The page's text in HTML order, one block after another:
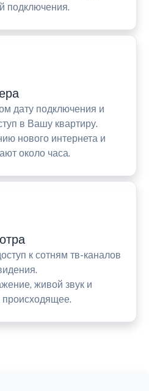
подключения.
дату подключения и
в Вашу квартиру.
нового интернета и
около часа.
к сотням тв-каналов
живой звук и